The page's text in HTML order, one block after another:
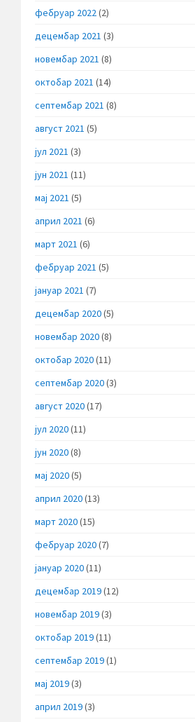
фебруар 2022(2)
децембар 2021 (3)
новембар 2021 (8)
октобар 2021 (14)
септембар 2021 (8)
август 2021 (5)
јул 2021 (3)
јун 2021 (11)
мај 2021 (5)
април 2021 (6)
март 2021 (6)
фебруар 2021 (5)
јануар 2021 (7)
децембар 2020(5)
новембар 2020(8)
октобар 2020(11)
септембар 2020(3)
август 2020(17)
јул 2020(11)
јун 2020(8)
мај 2020(5)
април 2020(13)
март 2020(15)
фебруар 2020(7)
јануар 2020(11)
децембар 2019(12)
новембар 2019(3)
октобар 2019(11)
септембар 2019(1)
мај 2019(3)
април 2019(3)